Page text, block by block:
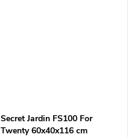
Secret Jardin FS100 For
Twenty 60x40x116 cm